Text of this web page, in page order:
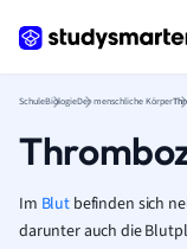
SchuleBiologieDer menschliche Körper
Im Blut befinden sich
darunter auch die